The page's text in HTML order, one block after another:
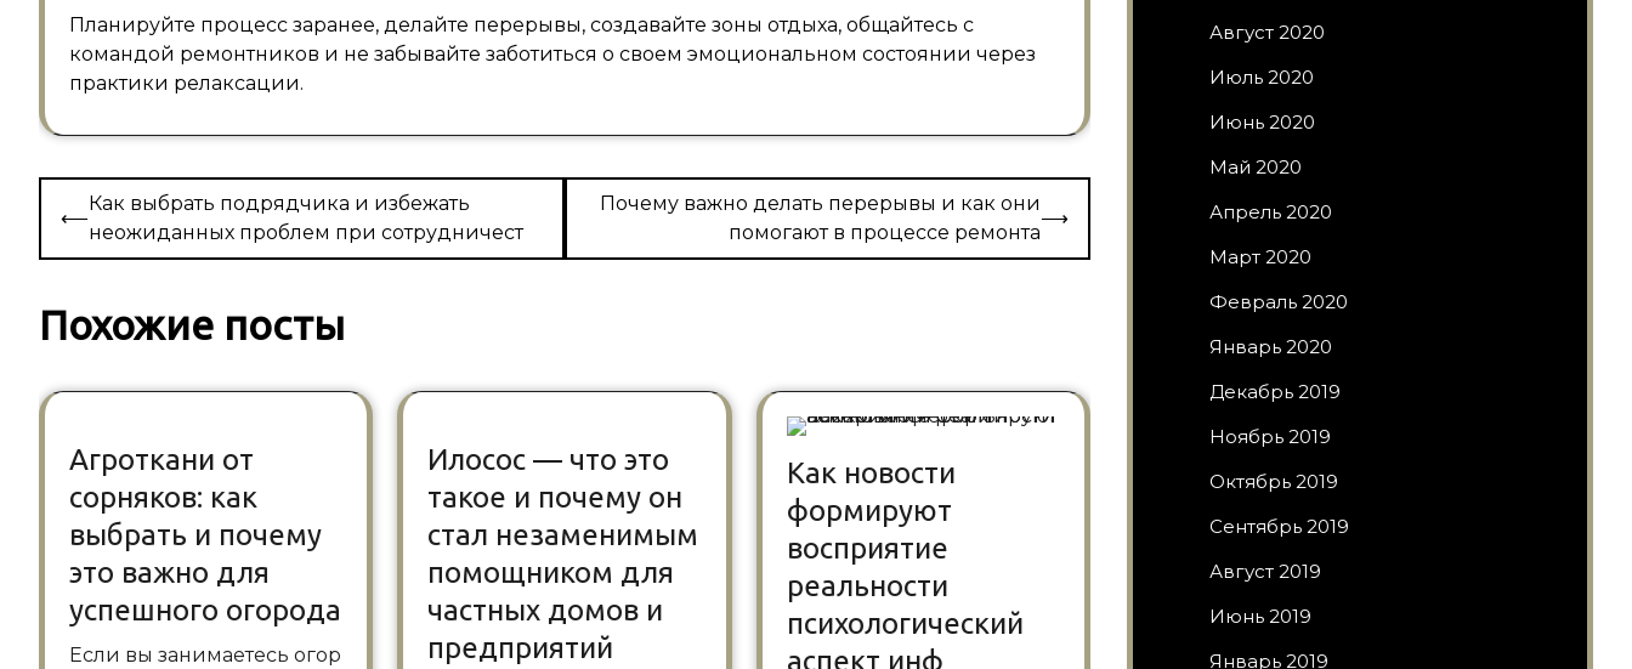
Планируйте процесс заранее, делайте перерывы, создавайте зоны отдыха, общайтесь с
командой ремонтников и не забывайте заботиться о своем эмоциональном состоянии через
практики релаксации.
Навигация
по
⟵
Как выбрать подрядчика и избежать
неожиданных проблем при сотрудничест
Почему важно делать перерывы и как они
помогают в процессе ремонта
⟶
Похожие посты
Агроткани от
сорняков: как
выбрать и почему
это важно для
успешного огорода
Если вы занимаетесь огор
Илосос — что это
такое и почему он
стал незаменимым
помощником для
частных домов и
предприятий
Как новости
формируют
восприятие
реальности
психологический
аспект инф
Август 2020
Июль 2020
Июнь 2020
Май 2020
Апрель 2020
Март 2020
Февраль 2020
Январь 2020
Декабрь 2019
Ноябрь 2019
Октябрь 2019
Сентябрь 2019
Август 2019
Июнь 2019
Январь 2019